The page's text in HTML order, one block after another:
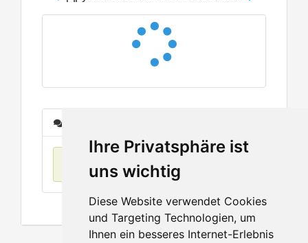
Ihre Privatsphäre ist
uns wichtig
Diese Website verwendet Cookies
und Targeting Technologien, um
Ihnen ein besseres Internet-Erlebnis